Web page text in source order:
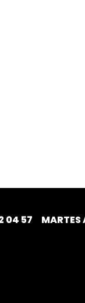
04 57 MARTES